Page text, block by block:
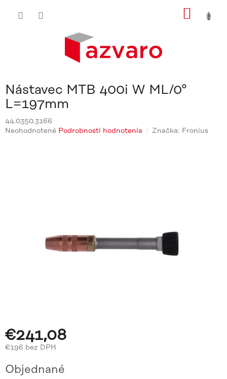
Nástavec MTB 400i W ML/0°
L=197mm
44.0350.3166
Priemerné
Neohodnotené Podrobnosti hodnotenia Značka: Fronius
€241,08
€196 bez DPH
cena:
Objednané